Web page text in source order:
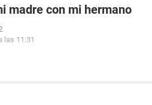
madre con mi hermano
las 11:31